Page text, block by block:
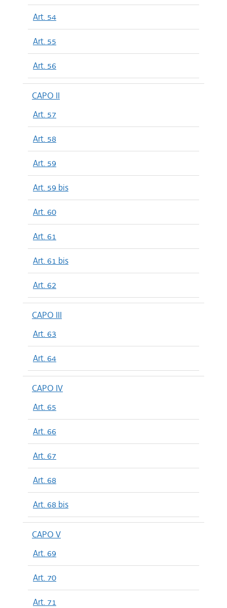
Art. 54
Art. 55
Art. 56
CAPO II
Art. 57
Art. 58
Art. 59
Art. 59 bis
Art. 60
Art. 61
Art. 61 bis
Art. 62
CAPO III
Art. 63
Art. 64
CAPO IV
Art. 65
Art. 66
Art. 67
Art. 68
Art. 68 bis
CAPO V
Art. 69
Art. 70
Art. 71